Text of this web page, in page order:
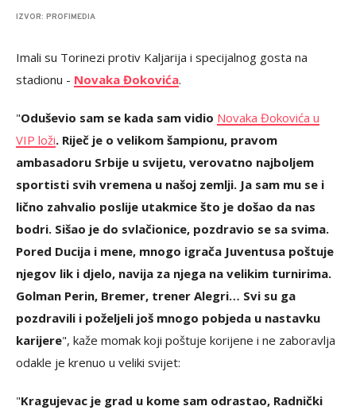
IZVOR: PROFIMEDIA
Imali su Torinezi protiv Kaljarija i specijalnog gosta na
stadionu - Novaka Đokovića.
"Oduševio sam se kada sam vidio Novaka Đokovića u
VIP loži. Riječ je o velikom šampionu, pravom
ambasadoru Srbije u svijetu, verovatno najboljem
sportisti svih vremena u našoj zemlji. Ja sam mu se i
lično zahvalio poslije utakmice što je došao da nas
bodri. Sišao je do svlačionice, pozdravio se sa svima.
Pored Ducija i mene, mnogo igrača Juventusa poštuje
njegov lik i djelo, navija za njega na velikim turnirima.
Golman Perin, Bremer, trener Alegri… Svi su ga
pozdravili i poželjeli još mnogo pobjeda u nastavku
karijere", kaže momak koji poštuje korijene i ne zaboravlja
odakle je krenuo u veliki svijet:
"Kragujevac je grad u kome sam odrastao, Radnički